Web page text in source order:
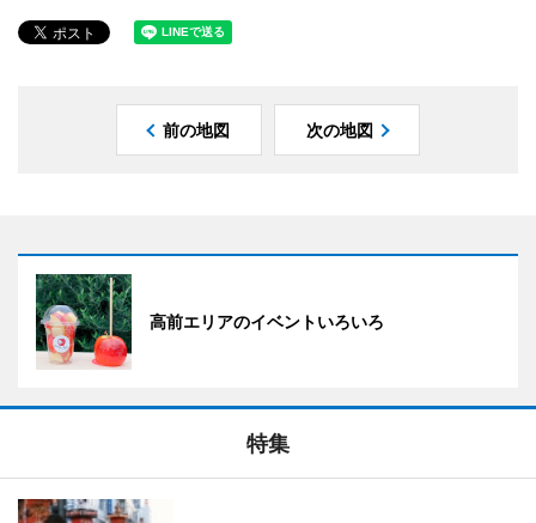
前の地図 次の地図
高前エリアのイベントいろいろ
特集